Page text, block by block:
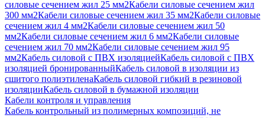
силовые сечением жил 25 мм2Кабели силовые сечением жил
300 мм2Кабели силовые сечением жил 35 мм2Кабели силовые
сечением жил 4 мм2Кабели силовые сечением жил 50
мм2Кабели силовые сечением жил 6 мм2Кабели силовые
сечением жил 70 мм2Кабели силовые сечением жил 95
мм2Кабель силовой с ПВХ изоляциейКабель силовой с ПВХ
изоляцией бронированныйКабель силовой в изоляции из
сшитого полиэтиленаКабель силовой гибкий в резиновой
изоляцииКабель силовой в бумажной изоляции
Кабели контроля и управления
Кабель контрольный из полимерных композиций, не